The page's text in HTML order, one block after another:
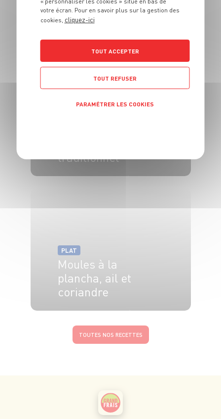
Escargots au beurre
persillé
traditionnel
PLAT
Moules à la
plancha, ail et
coriandre
TOUTES NOS RECETTES
votre écran. Pour en savoir plus sur la gestion des
cookies, cliquez-ici
TOUT ACCEPTER
TOUT REFUSER
PARAMÉTRER LES COOKIES